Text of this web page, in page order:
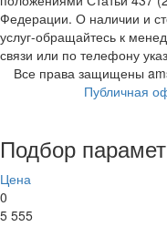
Федерации. О наличии и
услуг-обращайтесь к
связи или по телефону
Все права защищены
Публичная
Подбор
Цена
0
5 555